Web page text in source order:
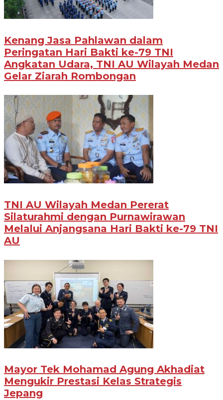
Kenang Jasa Pahlawan dalam
Peringatan Hari Bakti ke-79 TNI
Angkatan Udara, TNI AU Wilayah Medan
Gelar Ziarah Rombongan
TNI AU Wilayah Medan Pererat
Silaturahmi dengan Purnawirawan
Melalui Anjangsana Hari Bakti ke-79 TNI
AU
Mayor Tek Mohamad Agung Akhadiat
Mengukir Prestasi Kelas Strategis
Jepang